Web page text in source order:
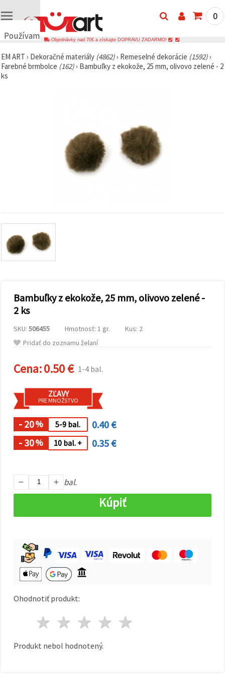
Používame
🍪
Používame
cookies a
zobrazovali
reklamu, aj
s pomocou
našich
partnerov
Môžete
súhlasiť s
používaním
súborov
cookie
kliknutím
Alebo
uviesť svoje
preferencie
Nastaveniach
výberom
daného
typu
súborov
cookie a
"Uložiť"
0
Objednávky nad 70€ a získajte DOPRAVU ZADARMO!
EM ART › Dekoračné materiály (4862)› Remeselné dekorácie (1592)›
Farebné brmbolce (162)› Bambuľky z ekokože, 25 mm, olivovo zelené - 2
ks
Bambuľky z ekokože, 25 mm, olivovo zelené -
2 ks
SKU: 506455 Hmotnosť: 1 gr.
Kus: 2
Pridať do zoznamu želaní
Cena:0.50 € 1-4 bal.
ZĽAVY
PRE MNOŽSTVO
- 20% 5-9 bal.
0.40 €
- 30% 10 bal. + 0.35 €
bal.
Kúpiť
Ohodnotiť produkt:
4 hviezdy
3 hviezdy
2 hviezdy
1 hviezda
Produkt nebol hodnotený.